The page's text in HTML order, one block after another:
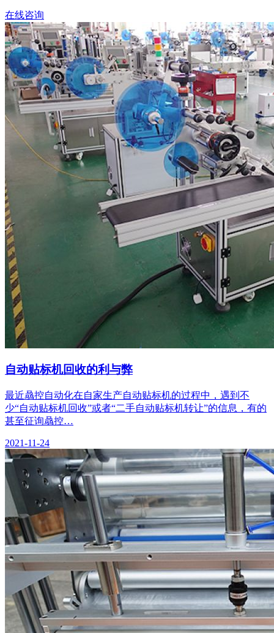
在线咨询
自动贴标机回收的利与弊
最近骉控自动化在自家生产自动贴标机的过程中，遇到不
少“自动贴标机回收”或者“二手自动贴标机转让”的信息，有的
甚至征询骉控…
2021-11-24